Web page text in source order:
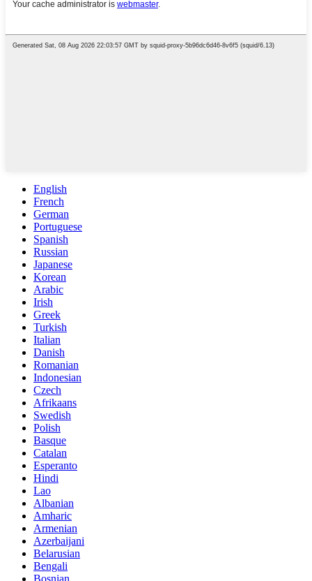
English
French
German
Portuguese
Spanish
Russian
Japanese
Korean
Arabic
Irish
Greek
Turkish
Italian
Danish
Romanian
Indonesian
Czech
Afrikaans
Swedish
Polish
Basque
Catalan
Esperanto
Hindi
Lao
Albanian
Amharic
Armenian
Azerbaijani
Belarusian
Bengali
Bosnian